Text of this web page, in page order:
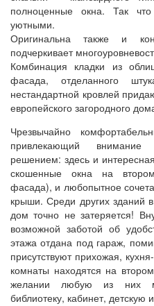
полноценные окна. Так
уютными.
Оригинальна также и
подчеркивает
Комбинация кладки из
фасада, отделанного
нестандартной кровлей
европейского загородного
Чрезвычайно
привлекающий внимание
решением: здесь и
скошенные окна на
фасада), и любопытное
крыши. Среди других зданий
дом точно не затеряется!
возможной заботой об
этажа отдана под гараж,
присутствуют прихожая,
комнаты находятся на
желании любую из них
библиотеку, кабинет, детскую